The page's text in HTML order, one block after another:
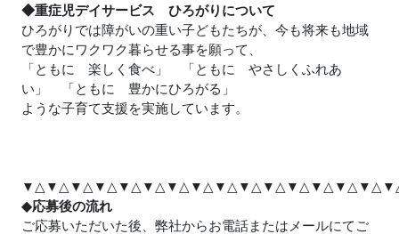
◆重症児デイサービス ひろがりについて
ひろがりでは障がいの重い子どもたちが、今も将来も地域
で豊かにワクワク暮らせる事を願って、
「ともに 楽しく食べ」 「ともに やさしくふれあ
い」 「ともに 豊かにひろがる」
ような子育て支援を実施しています。
◆応募後の流れ
ご応募いただいた後、弊社からお電話またはメールにてご